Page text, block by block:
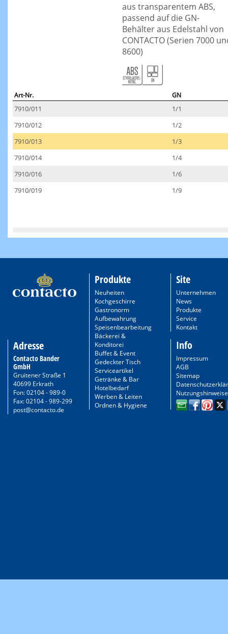
aus transparentem ABS,
passend auf die GN-
Behälter aus Edelstahl von
CONTACTO (Serien 7000
8600)
Art-Nr. GN
7910/011
1/1
7910/012
1/2
7910/013
1/3
7910/014
1/4
7910/016
1/6
7910/019
1/9
Adresse
Contacto Bander
GmbH
Gruitener Straße 1
40699 Erkrath
Fon: 02104 - 989-0
Fax: 02104 - 989-299
post@contacto.de
Produkte
Neuheiten
Kochgeschirre
Gastronorm
Aufbewahrung
Speisenbearbeitung
Bäckerei &
Konditorei
Buffet & Event
Gedeckter Tisch
Serviceartikel
Getränke & Bar
Hotelbedarf
Werben & Leiten
Ordnen & Hygiene
Site
Unternehmen
News
Produkte
Service
Kontakt
Info
Impressum
AGB
Sitemap
Nutzungshinweise